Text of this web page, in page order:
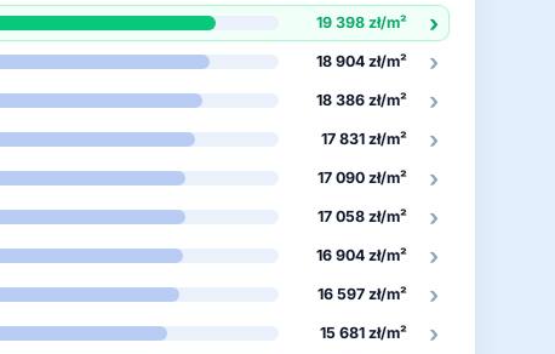
19 398 zł/m² ›
18 904 zł/m² ›
18 386 zł/m² ›
17 831 zł/m² ›
17 090 zł/m² ›
17 058 zł/m² ›
16 904 zł/m² ›
16 597 zł/m² ›
15 681 zł/m² ›